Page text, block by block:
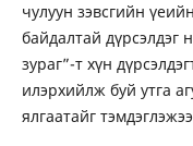
чулуун зэвсгийн
байдалтай дүрсэлдэг
зураг”-т хүн
илэрхийлж буй утга
ялгаатайг